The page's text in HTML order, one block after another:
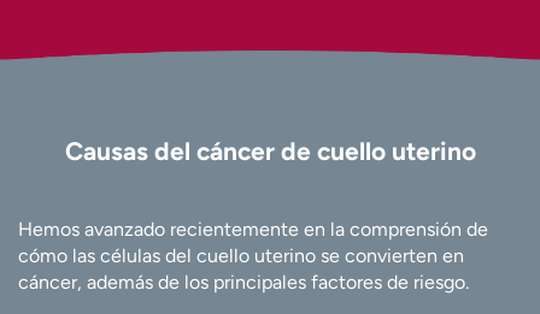
Causas del cáncer de cuello uterino
Hemos avanzado recientemente en la comprensión de
cómo las células del cuello uterino se convierten en
cáncer, además de los principales factores de riesgo.